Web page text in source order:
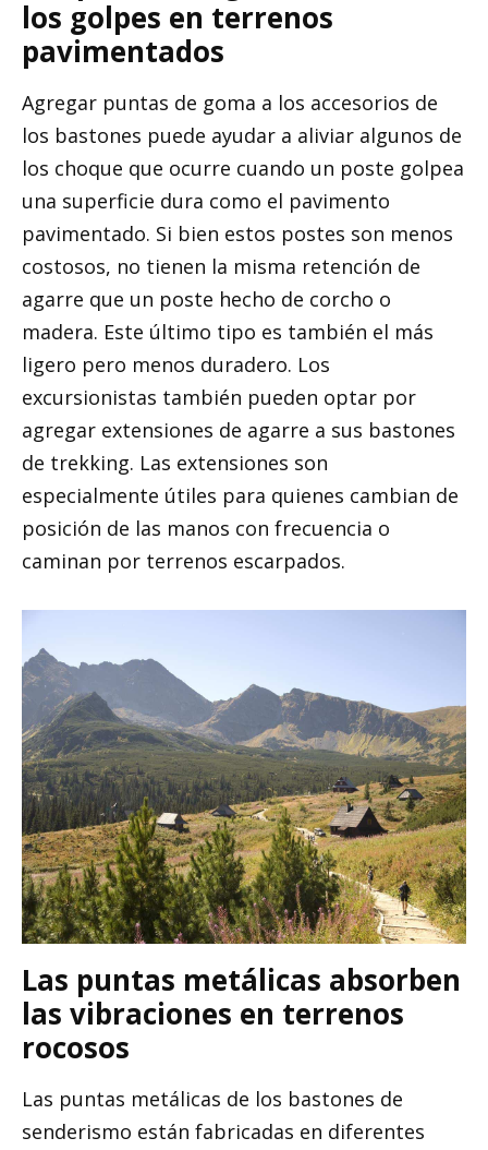
los golpes en terrenos
pavimentados
Agregar puntas de goma a los accesorios de
los bastones puede ayudar a aliviar algunos de
los choque que ocurre cuando un poste golpea
una superficie dura como el pavimento
pavimentado. Si bien estos postes son menos
costosos, no tienen la misma retención de
agarre que un poste hecho de corcho o
madera. Este último tipo es también el más
ligero pero menos duradero. Los
excursionistas también pueden optar por
agregar extensiones de agarre a sus bastones
de trekking. Las extensiones son
especialmente útiles para quienes cambian de
posición de las manos con frecuencia o
caminan por terrenos escarpados.
Las puntas metálicas absorben
las vibraciones en terrenos
rocosos
Las puntas metálicas de los bastones de
senderismo están fabricadas en diferentes